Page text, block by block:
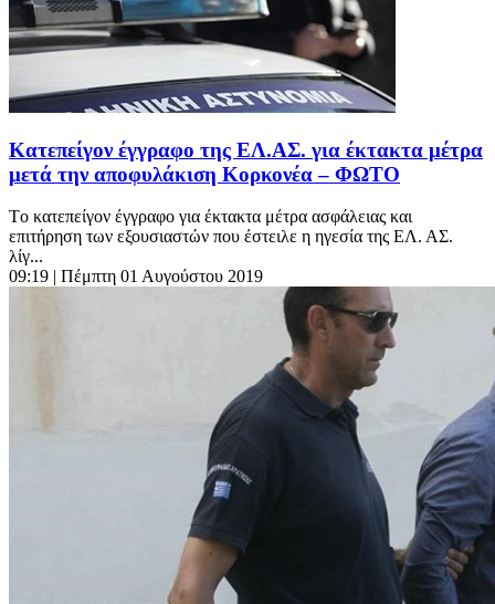
Κατεπείγον έγγραφο της ΕΛ.ΑΣ. για έκτακτα μέτρα
μετά την αποφυλάκιση Κορκονέα – ΦΩΤΟ
Tο κατεπείγον έγγραφο για έκτακτα μέτρα ασφάλειας και
επιτήρηση των εξουσιαστών που έστειλε η ηγεσία της ΕΛ. ΑΣ.
λίγ...
09:19 | Πέμπτη 01 Αυγούστου 2019